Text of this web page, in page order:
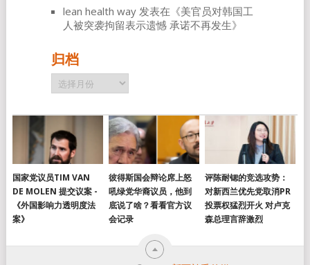
lean health way发表在《美官员对韩国工
人被突袭拘留表示遗憾 承诺不再发生》
归档
归
档
国家党议员TIM VAN
DE MOLEN 提交议案 -
《外国影响力透明度法
案》
彼得斯国会辩论席上怒
吼绿党华裔议员，他到
底说了啥？看看官方议
会记录
评陈耐锶的竞选攻势：
对新西兰优先党取消PR
投票权猛烈开火 对卢克
森总理言辞激烈